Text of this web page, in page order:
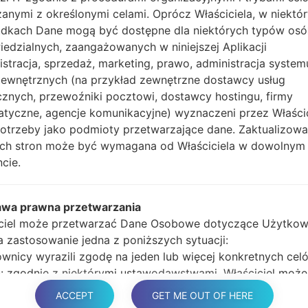
głośności i klawisz
Naciśnij i
głośności, następnie
Naciśnij i
głośności i klawisz
Podłącz kabel
przycisk Bixby i
Naciśnij i
głośności.
Na koniec naciśnij
ponownie i odłączy
z określonymi celami. Oprócz Właściciela, w
Dane mogą być dostępne dla niektórych typów
zaangażowanych w niniejszej Aplikacji
sprzedaż, marketing, prawo, administracja
(na przykład zewnętrzne dostawcy usług
przewoźniki pocztowi, dostawcy hostingu, firmy
agencje komunikacyjne) wyznaczeni przez
jako podmioty przetwarzające dane.
stron może być wymagana od Właściciela w dowolnym
prawna przetwarzania
może przetwarzać Dane Osobowe dotyczące
zastosowanie jedna z poniższych sytuacji:
wyrazili zgodę na jeden lub więcej konkretnych
zgodnie z niektórymi ustawodawstwami, Właściciel
na przetwarzanie danych osobowych, dopóki Użytkownik
ACCEPT GET ME OUT OF HERE